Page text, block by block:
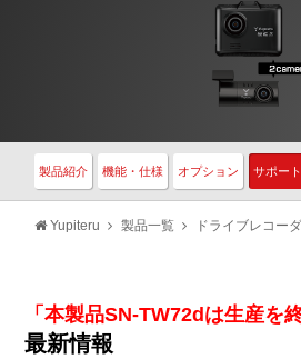
製品紹介 機能・仕様 オプション サポート
Yupiteru 製品一覧 ドライブレコー
「本製品SN-TW72dは生産を
最新情報